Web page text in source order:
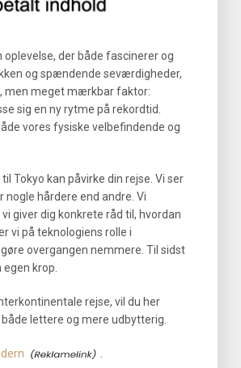
der både fascinerer og
og spændende seværdigheder,
men meget mærkbar faktor:
sig en ny rytme på rekordtid.
vores fysiske velbefindende og
Tokyo kan påvirke din rejse. Vi ser
hårdere end andre. Vi
giver dig konkrete råd til, hvordan
vi på teknologiens rolle i
overgangen nemmere. Til sidst
krop.
rejse, vil du her
lettere og mere udbytterig.